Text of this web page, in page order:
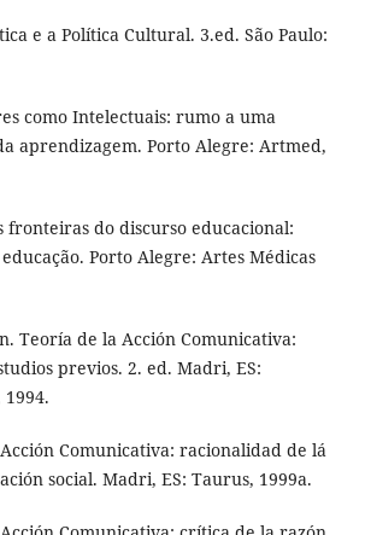
e a Política Cultural. 3.ed. São Paulo:
como Intelectuais: rumo a uma
aprendizagem. Porto Alegre: Artmed,
fronteiras do discurso educacional:
Porto Alegre: Artes Médicas
Teoría de la Acción Comunicativa:
previos. 2. ed. Madri, ES:
Acción Comunicativa: racionalidad de lá
social. Madri, ES: Taurus, 1999a.